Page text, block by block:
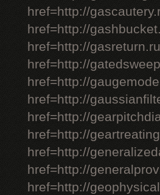
href=http://
href=http://
href=http://
href=http://
href=http://
href=http://
href=http://
href=http://
href=http://
href=http://
href=http://